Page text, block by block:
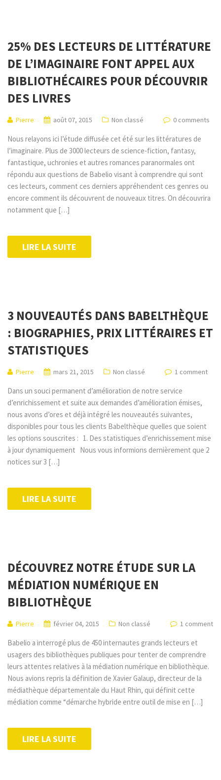
25% DES LECTEURS DE LITTÉRATURE
DE L’IMAGINAIRE FONT APPEL AUX
BIBLIOTHÉCAIRES POUR DÉCOUVRIR
DES LIVRES
Pierre août 07, 2015 Non classé 0 comments
Nous relayons ici l’étude diffusée cet été sur les littératures de
l’imaginaire. Plus de 3000 lecteurs de science-fiction, fantasy,
fantastique, uchronies et autres romances paranormales ont
répondu aux questions de Babelio visant à comprendre qui sont
ces lecteurs, comment ces derniers appréhendent ces genres ou
encore comment ils découvrent de nouveaux titres. On découvrira
notamment que […]
LIRE LA SUITE
3 NOUVEAUTÉS DANS BABELTHÈQUE
: BIOGRAPHIES, PRIX LITTÉRAIRES ET
STATISTIQUES
Pierre mars 21, 2015 Non classé 1 comment
Dans un souci permanent d’amélioration de notre service
d’enrichissement et suite aux demandes d’amélioration émises,
nous avons d’ores et déjà intégré les nouveautés suivantes,
disponibles pour tous les clients Babelthèque quelles que soient
les options souscrites : 1. Des statistiques d’enrichissement mise
à jour dynamiquement Nous vous informions dernièrement que 2
notices sur 3 […]
LIRE LA SUITE
DÉCOUVREZ NOTRE ÉTUDE SUR LA
MÉDIATION NUMÉRIQUE EN
BIBLIOTHÈQUE
Pierre février 04, 2015 Non classé 1 comment
Babelio a interrogé plus de 450 internautes grands lecteurs et
usagers des bibliothèques publiques pour tenter de comprendre
leurs attentes relatives à la médiation numérique en bibliothèque.
Nous avions repris la définition de Xavier Galaup, directeur de la
médiathèque départementale du Haut Rhin, qui définit cette
médiation comme “démarche hybride entre outil de mise en […]
LIRE LA SUITE